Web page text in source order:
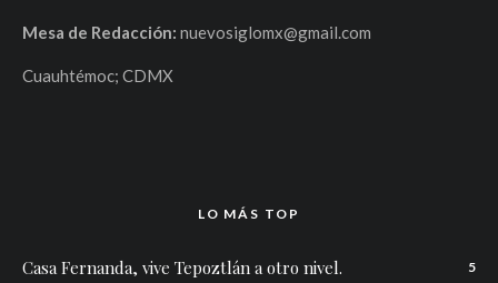
Mesa de Redacción: nuevosiglomx@gmail.com
Cuauhtémoc; CDMX
LO MÁS TOP
Casa Fernanda, vive Tepoztlán a otro nivel. 5